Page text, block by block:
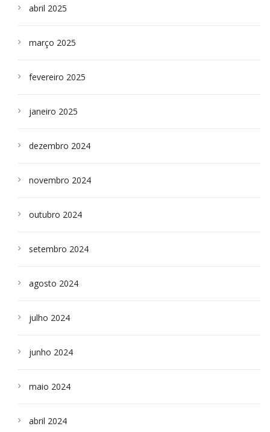
abril 2025
março 2025
fevereiro 2025
janeiro 2025
dezembro 2024
novembro 2024
outubro 2024
setembro 2024
agosto 2024
julho 2024
junho 2024
maio 2024
abril 2024